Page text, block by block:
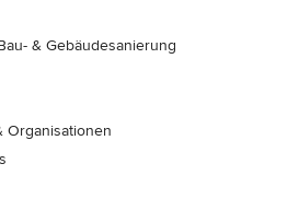
& Gebäudesanierung
Organisationen